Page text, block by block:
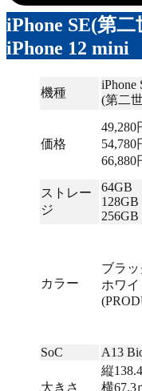
iPhone SE(第二
iPhone 12 mini
機種
iPhone
(第二
価格
49,280
54,780
66,880
ストレー
ジ
64GB
128GB
256GB
カラー
ブラッ
ホワイ
SoC
A13
大きさ
縦
横67.3